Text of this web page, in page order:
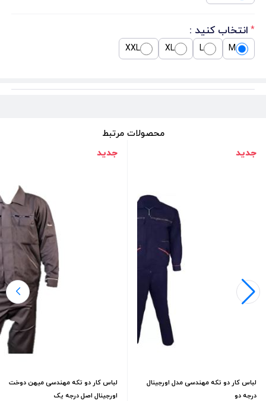
* انتخاب کنید :
M
L
XL
XXL
محصولات مرتبط
جدید
لباس کار دو تکه مهندسی مدل اورجینال
درجه دو
جدید
لباس کار دو تکه مهندسی میهن دوخت
اورجینال اصل درجه یک